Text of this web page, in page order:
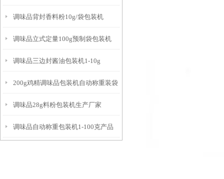
调味品背封香料粉10g/袋包装机
调味品立式定量100g预制袋包装机
调味品三边封酱油包装机1-10g
200g鸡精调味品包装机自动称重装袋
调味品28g料粉包装机生产厂家
调味品自动称重包装机1-100克产品